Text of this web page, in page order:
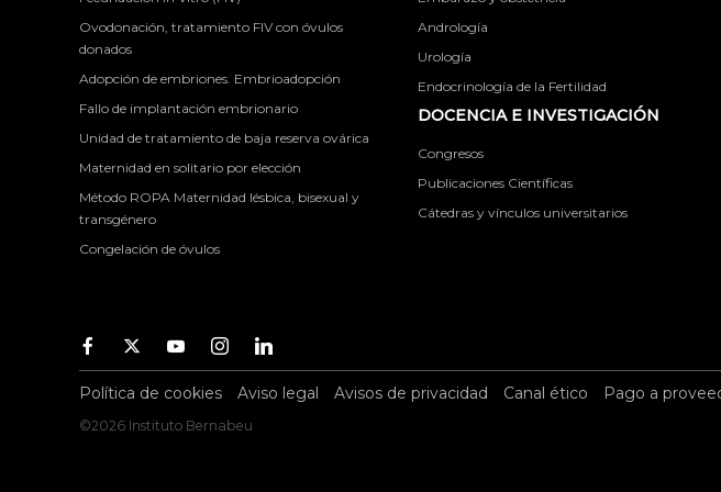
Ovodonación, tratamiento FIV con óvulos
donados
Adopción de embriones. Embrioadopción
Fallo de implantación embrionario
Unidad de tratamiento de baja reserva ovárica
Maternidad en solitario por elección
Método ROPA Maternidad lésbica, bisexual y
transgénero
Congelación de óvulos
Andrología
Urología
Endocrinología de la Fertilidad
DOCENCIA E INVESTIGACIÓN
Congresos
Publicaciones Científicas
Cátedras y vínculos universitarios
Facebook
TwitterYoutubeInstagramYoutube
Política de cookies Aviso legal Avisos de privacidad Canal ético Pago a
©2026 Instituto Bernabeu